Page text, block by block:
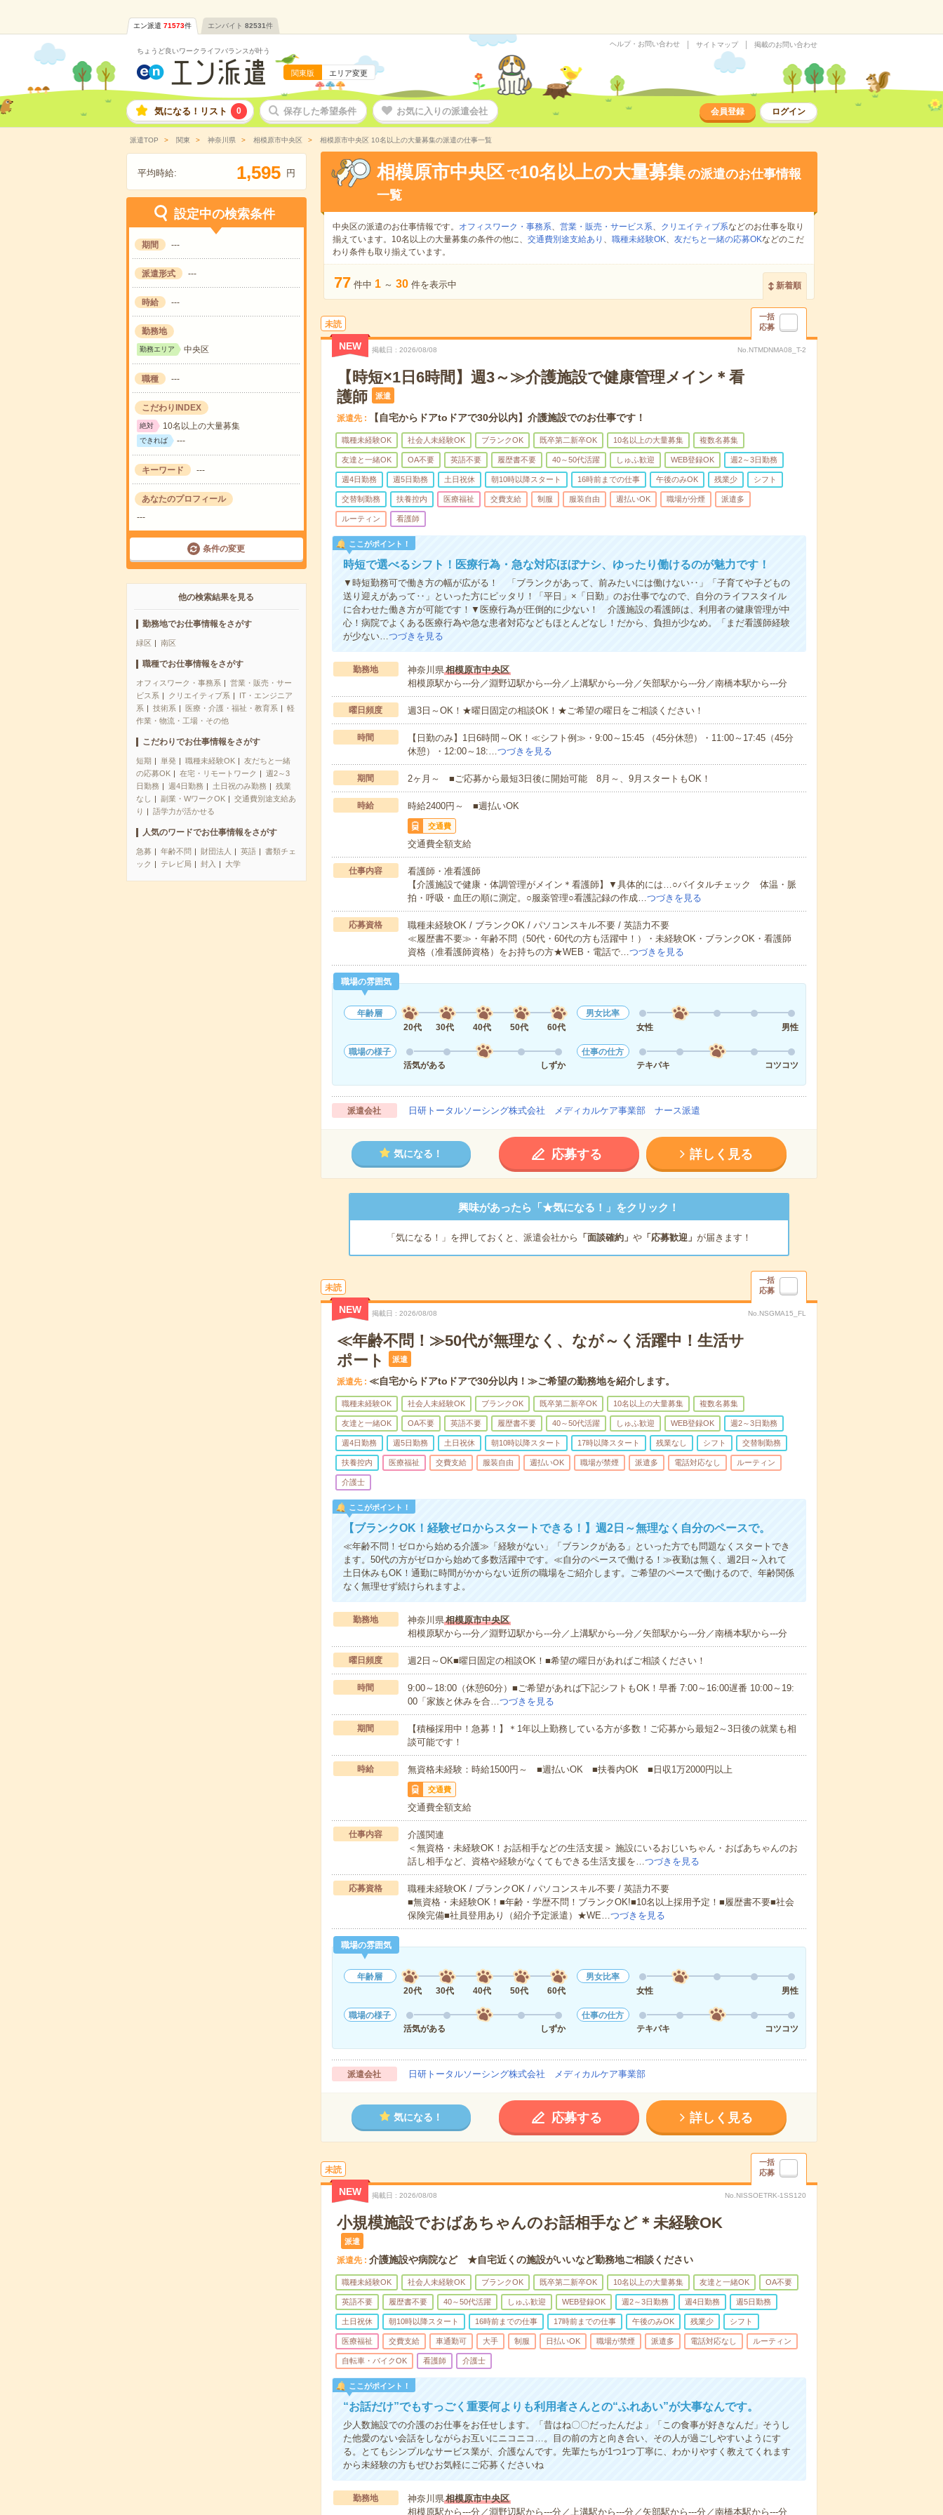
エン派遣 71573件 エンバイト 82531件
ちょうど良いワークライフバランスが叶う
関東版 エリア変更
ヘルプ・お問い合わせ サイトマップ 掲載のお問い合わせ
気になる！リスト 0 保存した希望条件 お気に入りの派遣会社 会員登録 ログイン
派遣TOP 関東 神奈川県 相模原市中央区 相模原市中央区 10名以上の大量募集の派遣の仕事一覧
平均時給: 1,595 円
設定中の検索条件
期間 ---
派遣形式 ---
時給 ---
勤務地
勤務エリア 中央区
職種 ---
こだわりINDEX
絶対 10名以上の大量募集
できれば ---
キーワード ---
あなたのプロフィール
---
条件の変更
他の検索結果を見る
勤務地でお仕事情報をさがす
緑区 南区
職種でお仕事情報をさがす
オフィスワーク・事務系
営業・販売・サー
ビス系
クリエイティブ系
IT・エンジニア
系
技術系 医療・介護・福祉・教育系
軽
作業・物流・工場・その他
こだわりでお仕事情報をさがす
短期 単発 職種未経験OK
友だちと一緒
の応募OK
在宅・リモートワーク
週2～3
日勤務
週4日勤務 土日祝のみ勤務
残業
なし
副業・WワークOK
交通費別途支給あ
り
語学力が活かせる
人気のワードでお仕事情報をさがす
急募 年齢不問 財団法人 英語
書類チェ
ック
テレビ局 封入 大学
相模原市中央区 で10名以上の大量募集の派遣のお仕事情報
一覧
中央区の派遣のお仕事情報です。 オフィスワーク・事務系、 営業・販売・サービス系、 クリエイティブ系などのお仕事を取り
揃えています。10名以上の大量募集の条件の他に、 交通費別途支給あり 、 職種未経験OK、 友だちと一緒の応募OKなどのこだ
わり条件も取り揃えています。
77 件中 1 ～ 30 件を表示中 新着順
未読
一括
応募
NEW 掲載日 2026/08/08 No.NTMDNMA08_T-2
【時短×1日6時間】週3～≫介護施設で健康管理メイン＊看
護師
派遣
派遣先 【自宅からドアtoドアで30分以内】介護施設でのお仕事です！
職種未経験OK 社会人未経験OK ブランクOK 既卒第二新卒OK 10名以上の大量募集 複数名募集
友達と一緒OK OA不要 英語不要 履歴書不要 40～50代活躍 しゅふ歓迎 WEB登録OK 週2～3日勤務
週4日勤務 週5日勤務 土日祝休 朝10時以降スタート 16時前までの仕事 午後のみOK 残業少 シフト
交替制勤務 扶養控内 医療福祉 交費支給 制服 服装自由 週払いOK 職場が分煙 派遣多
ルーティン 看護師
ここがポイント！
時短で選べるシフト！医療行為・急な対応ほぼナシ、ゆったり働けるのが魅力です！
▼時短勤務可で働き方の幅が広がる！ 「ブランクがあって、前みたいには働けない‥」「子育てや子どもの
送り迎えがあって‥」といった方にピッタリ！「平日」×「日勤」のお仕事でなので、自分のライフスタイル
に合わせた働き方が可能です！▼医療行為が圧倒的に少ない！ 介護施設の看護師は、利用者の健康管理が中
心！病院でよくある医療行為や急な患者対応などもほとんどなし！だから、負担が少なめ。「まだ看護師経験
が少ない…つづきを見る
勤務地 神奈川県相模原市中央区
相模原駅から---分／淵野辺駅から---分／上溝駅から---分／矢部駅から---分／南橋本駅から---分
曜日頻度 週3日～OK！★曜日固定の相談OK！★ご希望の曜日をご相談ください！
時間
【日勤のみ】1日6時間～OK！≪シフト例≫・9:00～15:45 （45分休憩）・11:00～17:45（45分
休憩）・12:00～18:…つづきを見る
期間 2ヶ月～ ■ご応募から最短3日後に開始可能 8月～、9月スタートもOK！
時給 時給2400円～ ■週払いOK
交通費
交通費全額支給
仕事内容
看護師・准看護師
【介護施設で健康・体調管理がメイン＊看護師】▼具体的には…○バイタルチェック 体温・脈
拍・呼吸・血圧の順に測定。○服薬管理○看護記録の作成…つづきを見る
応募資格
職種未経験OK / ブランクOK / パソコンスキル不要 / 英語力不要
≪履歴書不要≫・年齢不問（50代・60代の方も活躍中！）・未経験OK・ブランクOK・看護師
資格（准看護師資格）をお持ちの方★WEB・電話で…つづきを見る
職場の雰囲気
年齢層
20代
30代 40代 50代 60代
男女比率
女性
男性
職場の様子
活気がある
しずか
仕事の仕方
テキパキ
コツコツ
派遣会社 日研トータルソーシング株式会社 メディカルケア事業部 ナース派遣
気になる！ 応募する 詳しく見る
興味があったら「★気になる！」をクリック！
「気になる！」を押しておくと、派遣会社から 「面談確約」 や「応募歓迎」 が届きます！
未読
一括
応募
NEW 掲載日 2026/08/08 No.NSGMA15_FL
≪年齢不問！≫50代が無理なく、なが～く活躍中！生活サ
ポート
派遣
派遣先 ≪自宅からドアtoドアで30分以内！≫ご希望の勤務地を紹介します。
職種未経験OK 社会人未経験OK ブランクOK 既卒第二新卒OK 10名以上の大量募集 複数名募集
友達と一緒OK OA不要 英語不要 履歴書不要 40～50代活躍 しゅふ歓迎 WEB登録OK 週2～3日勤務
週4日勤務 週5日勤務 土日祝休 朝10時以降スタート 17時以降スタート 残業なし シフト 交替制勤務
扶養控内 医療福祉 交費支給 服装自由 週払いOK 職場が禁煙 派遣多 電話対応なし ルーティン
介護士
ここがポイント！
【ブランクOK！経験ゼロからスタートできる！】週2日～無理なく自分のペースで。
≪年齢不問！ゼロから始める介護≫「経験がない」「ブランクがある」といった方でも問題なくスタートでき
ます。50代の方がゼロから始めて多数活躍中です。≪自分のペースで働ける！≫夜勤は無く、週2日～入れて
土日休みもOK！通勤に時間がかからない近所の職場をご紹介します。ご希望のペースで働けるので、年齢関係
なく無理せず続けられますよ。
勤務地 神奈川県相模原市中央区
相模原駅から---分／淵野辺駅から---分／上溝駅から---分／矢部駅から---分／南橋本駅から---分
曜日頻度 週2日～OK■曜日固定の相談OK！■希望の曜日があればご相談ください！
時間
9:00～18:00（休憩60分）■ご希望があれば下記シフトもOK！早番 7:00～16:00遅番 10:00～19:
00「家族と休みを合…つづきを見る
期間
【積極採用中！急募！】＊1年以上勤務している方が多数！ご応募から最短2～3日後の就業も相
談可能です！
時給 無資格未経験：時給1500円～ ■週払いOK ■扶養内OK ■日収1万2000円以上
交通費
交通費全額支給
仕事内容
介護関連
＜無資格・未経験OK！お話相手などの生活支援＞ 施設にいるおじいちゃん・おばあちゃんのお
話し相手など、資格や経験がなくてもできる生活支援を…つづきを見る
応募資格
職種未経験OK / ブランクOK / パソコンスキル不要 / 英語力不要
■無資格・未経験OK！■年齢・学歴不問！ブランクOK!■10名以上採用予定！■履歴書不要■社会
保険完備■社員登用あり（紹介予定派遣）★WE…つづきを見る
職場の雰囲気
年齢層
20代
30代 40代 50代 60代
男女比率
女性
男性
職場の様子
活気がある
しずか
仕事の仕方
テキパキ
コツコツ
派遣会社 日研トータルソーシング株式会社 メディカルケア事業部
気になる！ 応募する 詳しく見る
未読
一括
応募
NEW 掲載日 2026/08/08 No.NISSOETRK-1SS120
小規模施設でおばあちゃんのお話相手など＊未経験OK
派遣
派遣先 介護施設や病院など ★自宅近くの施設がいいなど勤務地ご相談ください
職種未経験OK 社会人未経験OK ブランクOK 既卒第二新卒OK 10名以上の大量募集 友達と一緒OK OA不要
英語不要 履歴書不要 40～50代活躍 しゅふ歓迎 WEB登録OK 週2～3日勤務 週4日勤務 週5日勤務
土日祝休 朝10時以降スタート 16時前までの仕事 17時前までの仕事 午後のみOK 残業少 シフト
医療福祉 交費支給 車通勤可 大手 制服 日払いOK 職場が禁煙 派遣多 電話対応なし ルーティン
自転車・バイクOK 看護師 介護士
ここがポイント！
“お話だけ”でもすっごく重要何よりも利用者さんとの“ふれあい”が大事なんです。
少人数施設での介護のお仕事をお任せします。「昔はね〇〇だったんだよ」「この食事が好きなんだ」そうし
た他愛のない会話をしながらお互いにニコニコ…。目の前の方と向き合い、その人が過ごしやすいようにす
る。とてもシンプルなサービス業が、介護なんです。先輩たちが1つ1つ丁寧に、わかりやすく教えてくれます
から未経験の方もぜひお気軽にご応募くださいね
勤務地 神奈川県相模原市中央区
相模原駅から---分／淵野辺駅から---分／上溝駅から---分／矢部駅から---分／南橋本駅から---分